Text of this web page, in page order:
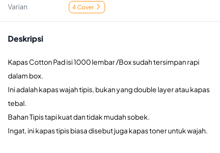
Varian 4 Cover 
Deskripsi
Kapas Cotton Pad isi 1000 lembar /Box sudah tersimpan rapi
dalam box.
Ini adalah kapas wajah tipis, bukan yang double layer atau kapas
tebal.
Bahan Tipis tapi kuat dan tidak mudah sobek.
Ingat, ini kapas tipis biasa disebut juga kapas toner untuk wajah.